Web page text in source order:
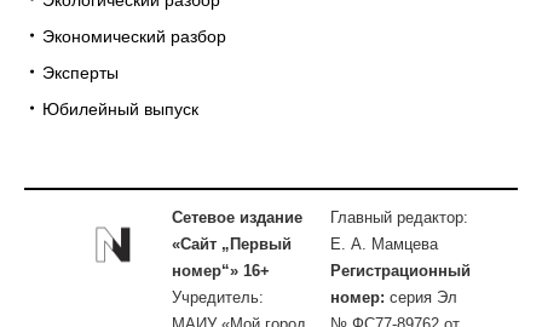
Экономический разбор
Эксперты
Юбилейный выпуск
Сетевое издание
«Сайт „Первый
номер“» 16+
Учредитель:
Главный редактор:
Е. А. Мамцева
Регистрационный
номер: серия Эл